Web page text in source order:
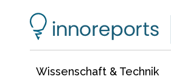
Wissenschaft & Technik